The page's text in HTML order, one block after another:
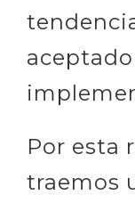
Por esta
traemos